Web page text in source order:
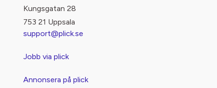
Kungsgatan 28
753 21 Uppsala
support@plick.se
Jobb via plick
Annonsera på plick